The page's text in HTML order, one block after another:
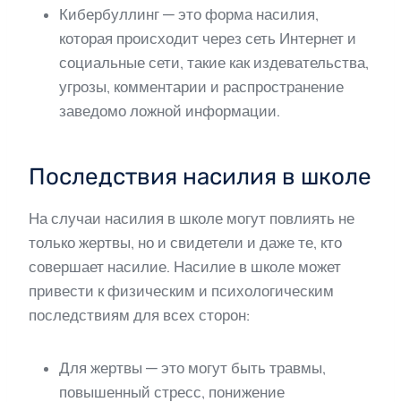
Кибербуллинг — это форма насилия,
которая происходит через сеть Интернет и
социальные сети, такие как издевательства,
угрозы, комментарии и распространение
заведомо ложной информации.
Последствия насилия в школе
На случаи насилия в школе могут повлиять не
только жертвы, но и свидетели и даже те, кто
совершает насилие. Насилие в школе может
привести к физическим и психологическим
последствиям для всех сторон:
Для жертвы — это могут быть травмы,
повышенный стресс, понижение